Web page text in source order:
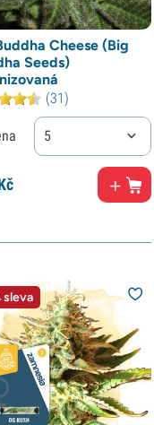
Cheese (Big
Seeds)
(31)
5
sleva